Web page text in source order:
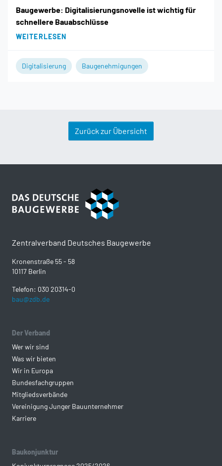
Baugewerbe: Digitalisierungsnovelle ist wichtig für
schnellere Bauabschlüsse
WEITERLESEN
Digitalisierung Baugenehmigungen
Zurück zur Übersicht
Zentralverband Deutsches Baugewerbe
Kronenstraße 55 - 58
10117 Berlin
Telefon: 030 20314-0
bau@zdb.de
Der Verband
Wer wir sind
Was wir bieten
Wir in Europa
Bundesfachgruppen
Mitgliedsverbände
Vereinigung Junger Bauunternehmer
Karriere
Baukonjunktur